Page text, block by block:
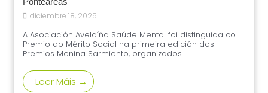
diciembre 18, 2025
A Asociación Avelaíña Saúde Mental foi distinguida co
Premio ao Mérito Social na primeira edición dos
Premios Menina Sarmiento, organizados ...
Leer Máis →